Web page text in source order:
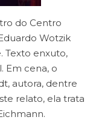
do Centro
Wotzik
Texto enxuto,
Em cena, o
autora, dentre
relato, ela trata